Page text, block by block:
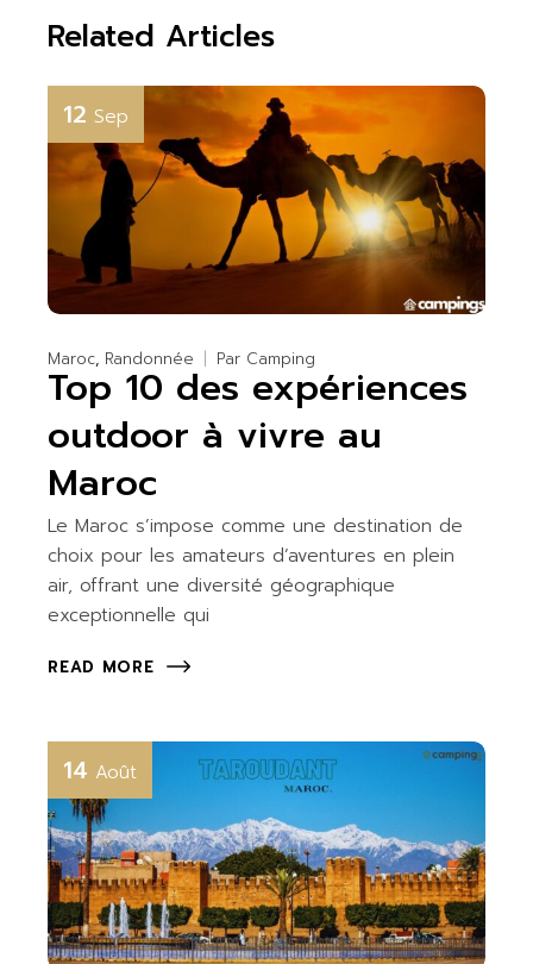
Related Articles
12 Sep
Maroc Randonnée Par Camping
Top 10 des expériences
outdoor à vivre au
Maroc
Le Maroc s’impose comme une destination de
choix pour les amateurs d’aventures en plein
air, offrant une diversité géographique
exceptionnelle qui
READ MORE
14 Août